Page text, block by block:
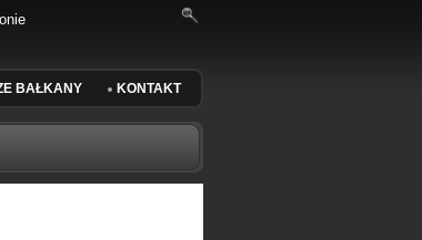
BAŁKANY KONTAKT